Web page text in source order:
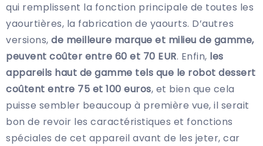
qui remplissent la fonction principale de toutes les
yaourtières, la fabrication de yaourts. D’autres
versions, de meilleure marque et milieu de gamme,
peuvent coûter entre 60 et 70 EUR. Enfin, les
appareils haut de gamme tels que le robot dessert
coûtent entre 75 et 100 euros, et bien que cela
puisse sembler beaucoup à première vue, il serait
bon de revoir les caractéristiques et fonctions
spéciales de cet appareil avant de les jeter, car